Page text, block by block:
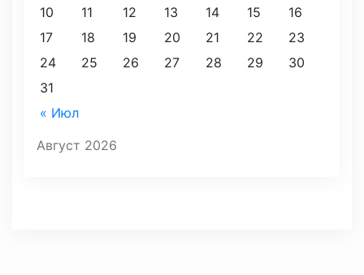
Август 2026
« Июл
10
11 12 13 14 15
16
17
18 19 20 21 22
23
24
25 26 27 28 29
30
31